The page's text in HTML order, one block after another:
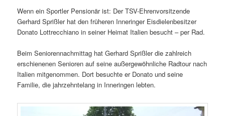
Wenn ein Sportler Pensionär ist: Der TSV-Ehrenvorsitzende
Gerhard Sprißler hat den früheren Inneringer Eisdielenbesitzer
Donato Lottrecchiano in seiner Heimat Italien besucht – per Rad.
Beim Seniorennachmittag hat Gerhard Sprißler die zahlreich
erschienenen Senioren auf seine außergewöhnliche Radtour nach
Italien mitgenommen. Dort besuchte er Donato und seine
Familie, die jahrzehntelang in Inneringen lebten.